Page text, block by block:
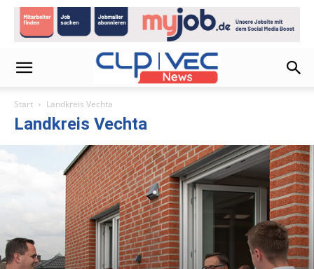
Start Landkreis Vechta
Landkreis Vechta